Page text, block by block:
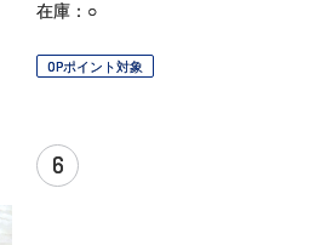
在庫：○
OPポイント対象
6